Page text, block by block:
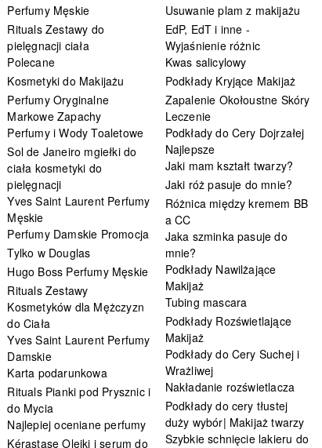
Perfumy Męskie
Rituals Zestawy do
pielęgnacji ciała
Polecane
Kosmetyki do Makijażu
Perfumy Oryginalne
Markowe Zapachy
Perfumy i Wody Toaletowe
Sol de Janeiro mgiełki do
ciała kosmetyki do
pielęgnacji
Yves Saint Laurent Perfumy
Męskie
Perfumy Damskie Promocja
Tylko w Douglas
Hugo Boss Perfumy Męskie
Rituals Zestawy
Kosmetyków dla Mężczyzn
do Ciała
Yves Saint Laurent Perfumy
Damskie
Karta podarunkowa
Rituals Pianki pod Prysznic i
do Mycia
Najlepiej oceniane perfumy
Kérastase Olejki i serum do
Usuwanie plam z makijażu
EdP, EdT i inne -
Wyjaśnienie różnic
Kwas salicylowy
Podkłady Kryjące Makijaż
Zapalenie Okołoustne Skóry
Leczenie
Podkłady do Cery Dojrzałej
Najlepsze
Jaki mam kształt twarzy?
Jaki róż pasuje do mnie?
Różnica między kremem BB
a CC
Jaka szminka pasuje do
mnie?
Podkłady Nawilżające
Makijaż
Tubing mascara
Podkłady Rozświetlające
Makijaż
Podkłady do Cery Suchej i
Wrażliwej
Nakładanie rozświetlacza
Podkłady do cery tłustej
duży wybór| Makijaż twarzy
Szybkie schnięcie lakieru do